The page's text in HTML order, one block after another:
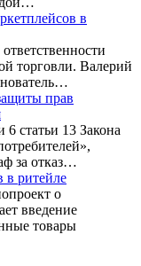
в
торговли. Валерий
прав
статьи 13 Закона
за отказ…
в ритейле
о
введение
товары